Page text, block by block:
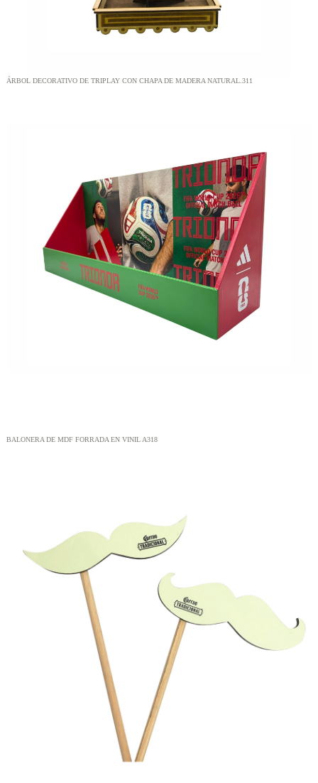
ÁRBOL DECORATIVO DE TRIPLAY CON CHAPA DE MADERA NATURAL.311
BALONERA DE MDF FORRADA EN VINIL A318